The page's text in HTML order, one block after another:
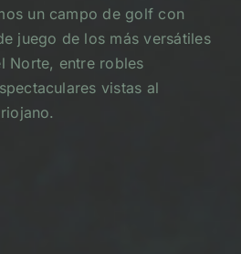
un campo de golf con
juego de los más versátiles
Norte, entre robles
vistas al